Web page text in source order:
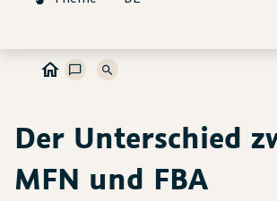
Der Unterschied
MFN und FBA